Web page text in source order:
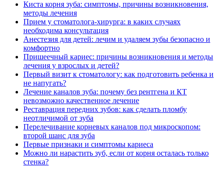
Киста корня зуба: симптомы, причины возникновения,
методы лечения
Прием у стоматолога-хирурга: в каких случаях
необходима консультация
Анестезия для детей: лечим и удаляем зубы безопасно и
комфортно
Пришеечный кариес: причины возникновения и методы
лечения у взрослых и детей?
Первый визит к стоматологу: как подготовить ребенка и
не напугать?
Лечение каналов зуба: почему без рентгена и КТ
невозможно качественное лечение
Реставрация передних зубов: как сделать пломбу
неотличимой от зуба
Перелечивание корневых каналов под микроскопом:
второй шанс для зуба
Первые признаки и симптомы кариеса
Можно ли нарастить зуб, если от корня осталась только
стенка?